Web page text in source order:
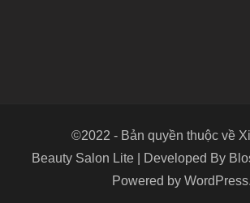
©2022 - Bản quyền thuộc về
Beauty Salon Lite | Developed By
Powered by WordPress.